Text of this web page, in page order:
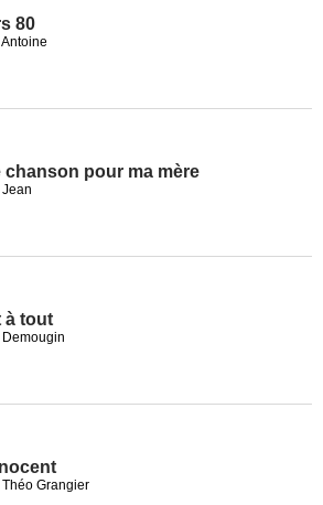
80
chanson pour ma mère
Jean
à tout
Demougin
Théo Grangier